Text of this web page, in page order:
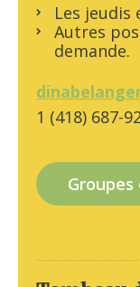
Les jeudis
Autres
demande.
1 (418) 687-